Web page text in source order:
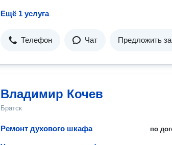
Ещё 1 услуга
Телефон Чат Предложить
Владимир Кочев
Братск
Ремонт духового шкафа по